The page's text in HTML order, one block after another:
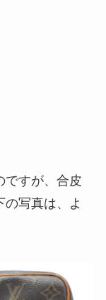
ですが、合皮
の写真は、よ